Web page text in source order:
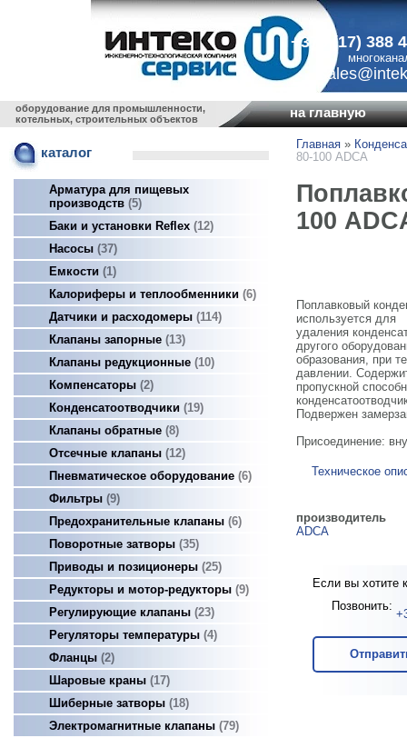
+375 (17) 388
оборудование для промышленности,
котельных, строительных объектов
на главную
каталог
Арматура для пищевых
производств 5
Баки и установки Reflex 12
Насосы 37
Емкости
1
Калориферы и теплообменники 6
Датчики и расходомеры 114
Клапаны запорные 13
Клапаны редукционные 10
Компенсаторы 2
Конденсатоотводчики
19
Клапаны обратные 8
Отсечные клапаны 12
Пневматическое оборудование 6
Фильтры 9
Предохранительные клапаны 6
Поворотные затворы 35
Приводы и позиционеры 25
Редукторы и мотор-редукторы 9
Регулирующие клапаны 23
Регуляторы температуры 4
Фланцы 2
Шаровые краны 17
Шиберные затворы 18
Электромагнитные клапаны 79
Главная »
80-100 ADCA
100
Поплавковый
используется для
удаления
другого
образования, при
давлении.
пропускной
Подвержен
Присоединение:
Техническое
производитель
ADCA
Если вы хотите
Позвонить: